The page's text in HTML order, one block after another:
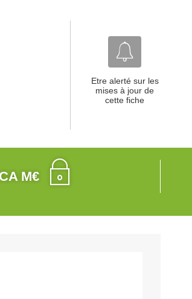
Etre alerté sur les
mises à jour de
cette fiche
CA M€